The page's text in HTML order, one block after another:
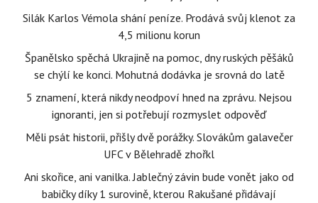
Silák Karlos Vémola shání peníze. Prodává svůj klenot za
4,5 milionu korun
Španělsko spěchá Ukrajině na pomoc, dny ruských pěšáků
se chýlí ke konci. Mohutná dodávka je srovná do latě
5 znamení, která nikdy neodpoví hned na zprávu. Nejsou
ignoranti, jen si potřebují rozmyslet odpověď
Měli psát historii, přišly dvě porážky. Slovákům galavečer
UFC v Bělehradě zhořkl
Ani skořice, ani vanilka. Jablečný závin bude vonět jako od
babičky díky 1 surovině, kterou Rakušané přidávají